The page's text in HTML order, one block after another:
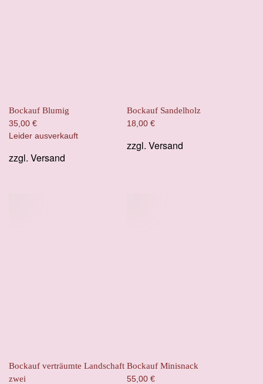
Bockauf Blumig
35,00 €
Leider ausverkauft
zzgl. Versand
Bockauf Sandelholz
18,00 €
zzgl. Versand
Bockauf verträumte Landschaft
zwei
Bockauf Minisnack
55,00 €